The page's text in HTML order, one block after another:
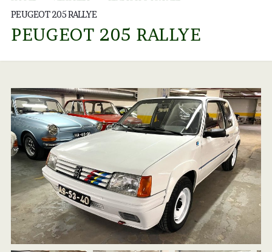
PEUGEOT 205 RALLYE
PEUGEOT 205 RALLYE